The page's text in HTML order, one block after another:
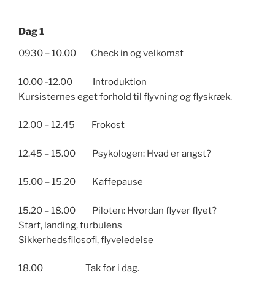
Dag 1
0930 – 10.00 Check in og velkomst
10.00 -12.00 Introduktion
Kursisternes eget forhold til flyvning og flyskræk.
12.00 – 12.45 Frokost
12.45 – 15.00 Psykologen: Hvad er angst?
15.00 – 15.20 Kaffepause
15.20 – 18.00 Piloten: Hvordan flyver flyet?
Start, landing, turbulens
Sikkerhedsfilosofi, flyveledelse
18.00 Tak for i dag.